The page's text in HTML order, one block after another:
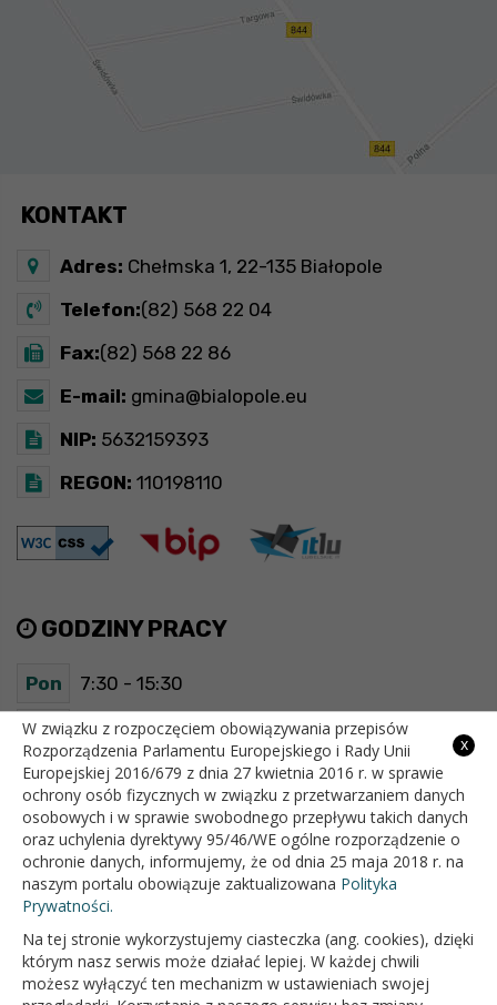
KONTAKT
Adres: Chełmska 1, 22-135 Białopole
Telefon:(82) 568 22 04
Fax:(82) 568 22 86
E-mail: gmina@bialopole.eu
NIP: 5632159393
REGON: 110198110
GODZINY PRACY
Pon 7:30 - 15:30
Wt 7:30 - 15:30
Śr 7:30 - 15:30
Czw 7:30 - 15:30
Pt 7:30 - 15:30
OFICJALNY SERWIS INTERNETOWY GMINY BIAŁOPOLE
x
W związku z rozpoczęciem obowiązywania przepisów
Rozporządzenia Parlamentu Europejskiego i Rady Unii
Europejskiej 2016/679 z dnia 27 kwietnia 2016 r. w sprawie
ochrony osób fizycznych w związku z przetwarzaniem danych
osobowych i w sprawie swobodnego przepływu takich danych
oraz uchylenia dyrektywy 95/46/WE ogólne rozporządzenie o
ochronie danych, informujemy, że od dnia 25 maja 2018 r. na
naszym portalu obowiązuje zaktualizowana Polityka
Prywatności.
Na tej stronie wykorzystujemy ciasteczka (ang. cookies), dzięki
którym nasz serwis może działać lepiej. W każdej chwili
możesz wyłączyć ten mechanizm w ustawieniach swojej